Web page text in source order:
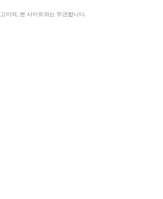
이며, 본 사이트와는 무관합니다.